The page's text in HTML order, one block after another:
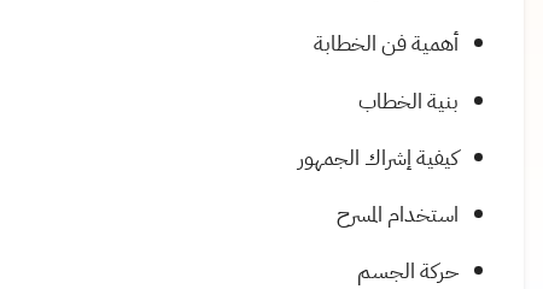
أهمية فن الخطابة
بنية الخطاب
كيفية إشراك الجمهور
استخدام المسرح
حركة الجسم